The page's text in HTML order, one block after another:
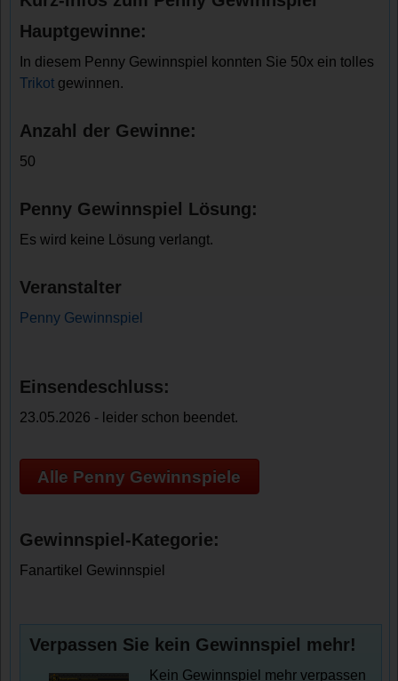
Hauptgewinne:
In diesem Penny Gewinnspiel konnten Sie 50x ein tolles
Trikot gewinnen.
Anzahl der Gewinne:
50
Penny Gewinnspiel Lösung:
Es wird keine Lösung verlangt.
Veranstalter
Penny Gewinnspiel
Einsendeschluss:
23.05.2026 - leider schon beendet.
Alle Penny Gewinnspiele
Gewinnspiel-Kategorie:
Fanartikel Gewinnspiel
Verpassen Sie kein Gewinnspiel mehr!
Kein Gewinnspiel mehr verpassen